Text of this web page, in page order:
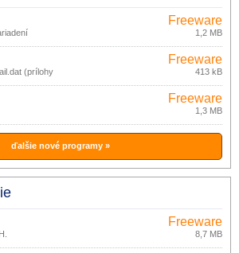
Freeware
1,2 MB
(prílohy
Freeware
413 kB
Freeware
1,3 MB
ďalšie nové programy »
Freeware
8,7 MB